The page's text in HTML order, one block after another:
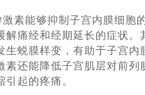
激素能够抑制子宫内膜细胞
解痛经和经期延长的症状。
生蜕膜样变，有助于子宫内
素还能降低子宫肌层对前列
引起的疼痛。